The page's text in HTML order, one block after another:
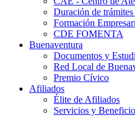
Duración de
Formación
CDE FOMENTA
Buenaventura
Documentos y
Red Local de
Premio Cívico
Afiliados
Élite de Afiliados
Servicios y